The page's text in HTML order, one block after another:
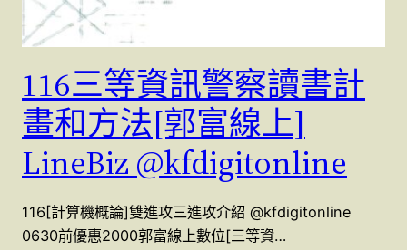
116三等資訊警察讀書計
畫和方法[郭富線上]
LineBiz @kfdigitonline
116[計算機概論]雙進攻三進攻介紹 @kfdigitonline
0630前優惠2000郭富線上數位[三等資…